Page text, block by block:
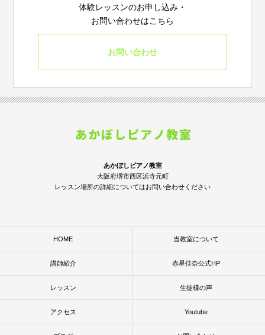
体験レッスンのお申し込み・
お問い合わせはこちら
お問い合わせ
あかぼしピアノ教室
大阪府堺市西区浜寺元町
レッスン場所の詳細についてはお問い合わせください
HOME 当教室について
講師紹介 赤星佳奈公式HP
レッスン 生徒様の声
アクセス Youtube